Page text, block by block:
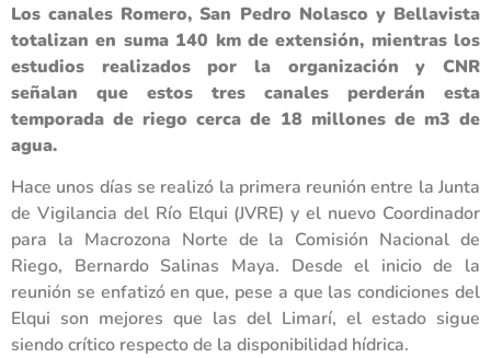
Los canales Romero, San Pedro Nolasco y Bellavista
totalizan en suma 140 km de extensión, mientras los
estudios realizados por la organización y CNR
señalan que estos tres canales perderán esta
temporada de riego cerca de 18 millones de m3 de
agua.
Hace unos días se realizó la primera reunión entre la Junta
de Vigilancia del Río Elqui (JVRE) y el nuevo Coordinador
para la Macrozona Norte de la Comisión Nacional de
Riego, Bernardo Salinas Maya. Desde el inicio de la
reunión se enfatizó en que, pese a que las condiciones del
Elqui son mejores que las del Limarí, el estado sigue
siendo crítico respecto de la disponibilidad hídrica.